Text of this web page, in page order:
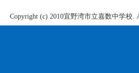
Copyright (c) 2010宜野湾市立嘉数中学校.